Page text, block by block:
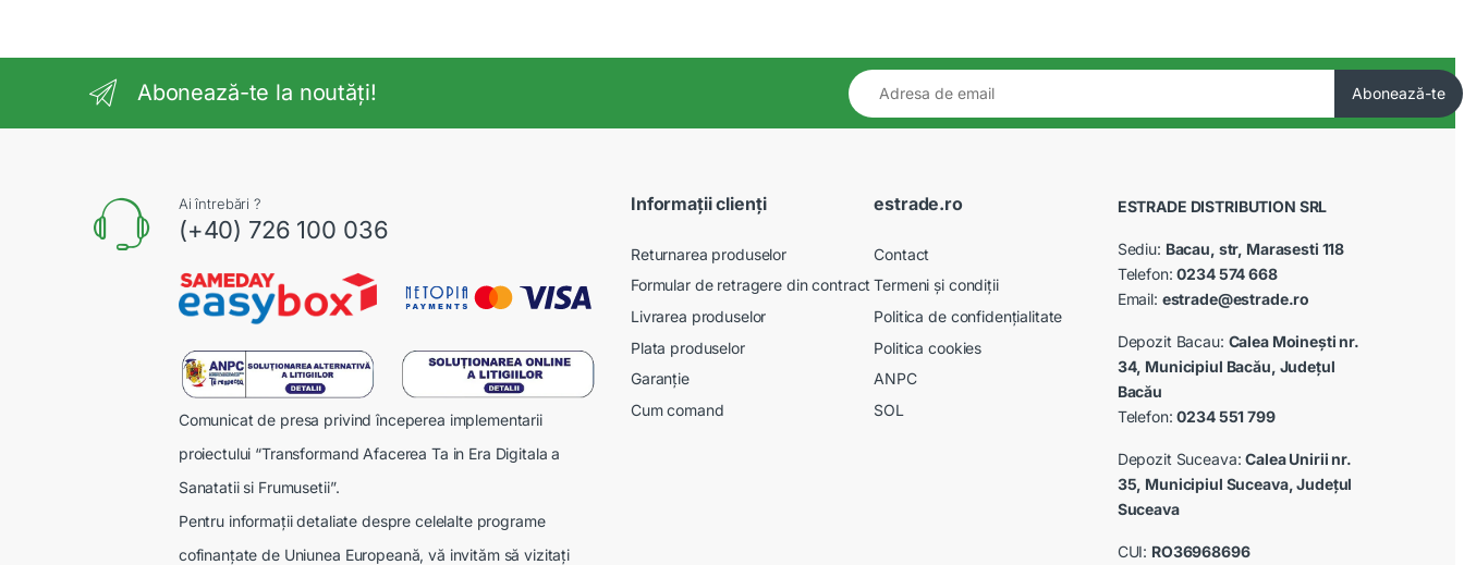
Abonează-te la noutăți!
Ai întrebări ?
(+40) 726 100 036
Comunicat de presa privind începerea implementarii
proiectului “Transformand Afacerea Ta in Era Digitala a
Sanatatii si Frumusetii”.
Pentru informații detaliate despre celelalte programe
cofinanțate de Uniunea Europeană, vă invităm să vizitați
Informații clienți
Returnarea produselor
Formular de retragere din contract
Livrarea produselor
Plata produselor
Garanție
Cum comand
estrade.ro
Contact
Termeni și condiții
Politica de confidențialitate
Politica cookies
ANPC
SOL
ESTRADE DISTRIBUTION SRL
Sediu: Bacau, str, Marasesti 118
Telefon:0234 574 668
Email: estrade@estrade.ro
Depozit Bacau: Calea Moinești nr.
34, Municipiul Bacău, Județul
Bacău
Telefon:0234 551 799
Depozit Suceava:Calea Unirii nr.
35, Municipiul Suceava, Județul
Suceava
CUI: RO36968696